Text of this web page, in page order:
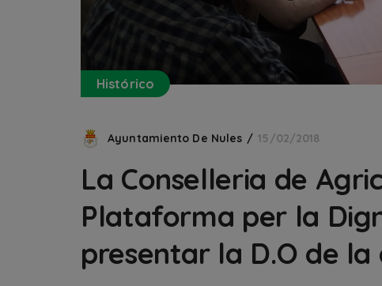
Histórico
Ayuntamiento De Nules 15/02/2018
La Conselleria de
Plataforma per la
presentar la D.O de la